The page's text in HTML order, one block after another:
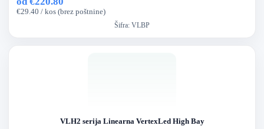
€29.40 / kos (brez poštnine)
Šifra: VLBP
VLH2 serija Linearna VertexLed High Bay